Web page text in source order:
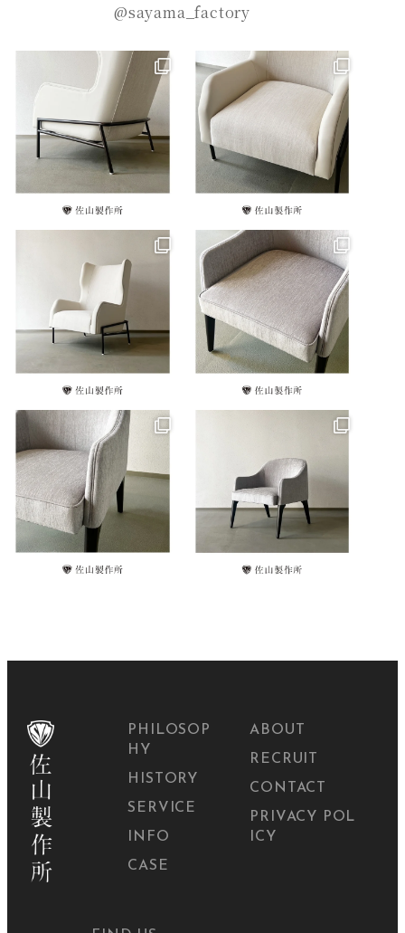
@sayama_factory
PHILOSOP
HY
HISTORY
SERVICE
INFO
CASE
ABOUT
RECRUIT
CONTACT
PRIVACY POL
ICY